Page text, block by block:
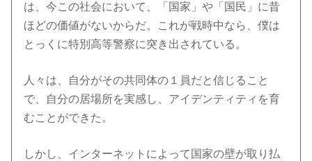
は、今この社会において、「国家」や「国民」に昔
ほどの価値がないからだ。これが戦時中なら、僕は
とっくに特別高等警察に突き出されている。
人々は、自分がその共同体の１員だと信じること
で、自分の居場所を実感し、アイデンティティを育
むことができた。
しかし、インターネットによって国家の壁が取り払